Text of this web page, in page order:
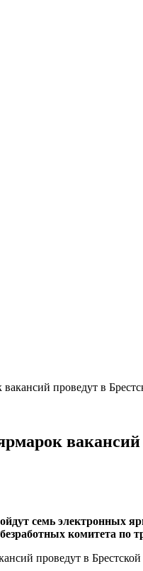
проведут в
вакансий
семь электронных
комитета по